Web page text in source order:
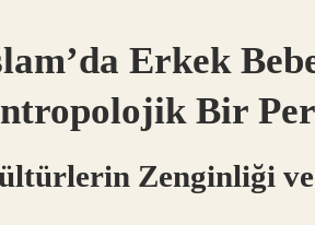
Erkek
Bir
Zenginliği ve